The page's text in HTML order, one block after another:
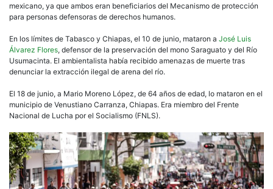
mexicano, ya que ambos eran beneficiarios del Mecanismo de protección
para personas defensoras de derechos humanos.
En los límites de Tabasco y Chiapas, el 10 de junio, mataron a José Luis
Álvarez Flores, defensor de la preservación del mono Saraguato y del Río
Usumacinta. El ambientalista había recibido amenazas de muerte tras
denunciar la extracción ilegal de arena del río.
El 18 de junio, a Mario Moreno López, de 64 años de edad, lo mataron en el
municipio de Venustiano Carranza, Chiapas. Era miembro del Frente
Nacional de Lucha por el Socialismo (FNLS).